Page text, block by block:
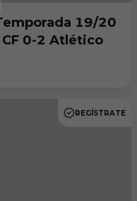
19/20
0-2 Atlético
REGÍSTRATE